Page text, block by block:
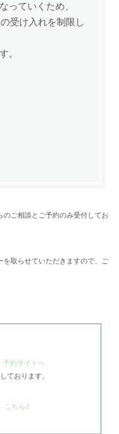
っていくため、
受け入れを制限し
。
のご相談とご予約のみ受付してお
を取らせていただきますので、ご
予約サイトへ
ております。
こちら♪